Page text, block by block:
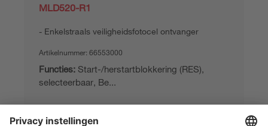
MLD520-R1
Enkelstraals veiligheidsfotocel ontvanger
Artikelnummer: 66553000
Functies: Start-/herstartblokkering (RES),
selecteerbaar, Be...